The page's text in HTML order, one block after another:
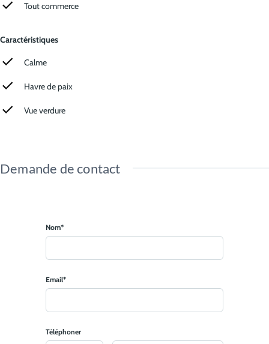
Tout commerce
Caractéristiques
Calme
Havre de paix
Vue verdure
Demande de contact
Nom*
Email*
Téléphoner